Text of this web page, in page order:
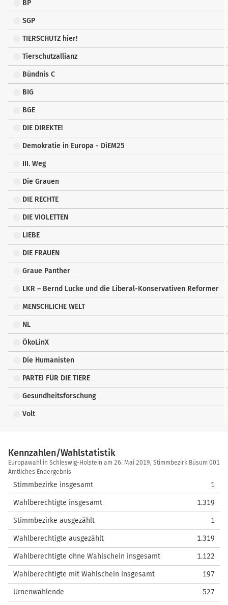
BP
SGP
TIERSCHUTZ hier!
Tierschutzallianz
Bündnis C
BIG
BGE
DIE DIREKTE!
Demokratie in Europa - DiEM25
III. Weg
Die Grauen
DIE RECHTE
DIE VIOLETTEN
LIEBE
DIE FRAUEN
Graue Panther
LKR – Bernd Lucke und die Liberal-Konservativen Reformer
MENSCHLICHE WELT
NL
ÖkoLinX
Die Humanisten
PARTEI FÜR DIE TIERE
Gesundheitsforschung
Volt
Kennzahlen/Wahlstatistik
Kennzahlen/Wahlstatistik
Europawahl in Schleswig-Holstein am 26. Mai 2019, Stimmbezirk Büsum 001
Amtliches Endergebnis
Stimmbezirke insgesamt 1
Wahlberechtigte insgesamt 1.319
Stimmbezirke ausgezählt 1
Wahlberechtigte ausgezählt 1.319
Wahlberechtigte ohne Wahlschein insgesamt 1.122
Wahlberechtigte mit Wahlschein insgesamt 197
Urnenwählende 527